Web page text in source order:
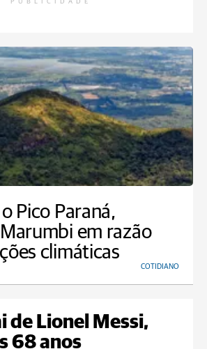
PUBLICIDADE
Pico Paraná,
em razão
climáticas
COTIDIANO
de Lionel Messi,
68 anos